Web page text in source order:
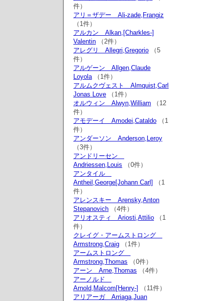
件）
アリ＝ザデー Ali-zade,Frangiz
（1件）
アルカン Alkan,[Charkles-]
Valentin （2件）
アレグリ Allegri,Gregorio （5
件）
アルゲーン Allgen,Claude
Loyola（1件）
アルムクヴェスト Almquist,Carl
Jonas Love （1件）
オルウィン Alwyn,William （12
件）
アモデーイ Amodei,Cataldo （1
件）
アンダーソン Anderson,Leroy
（3件）
アンドリーセン
Andriessen,Louis （0件）
アンタイル
Antheil,George[Johann Carl]
（1
件）
アレンスキー Arensky,Anton
Stepanovich （4件）
アリオスティ Ariosti,Attilio （1
件）
クレイグ・アームストロング
Armstrong,Craig （1件）
アームストロング
Armstrong,Thomas （0件）
アーン Arne,Thomas （4件）
アーノルド
Arnold,Malcom[Henry-]
（11件）
アリアーガ Arriaga,Juan